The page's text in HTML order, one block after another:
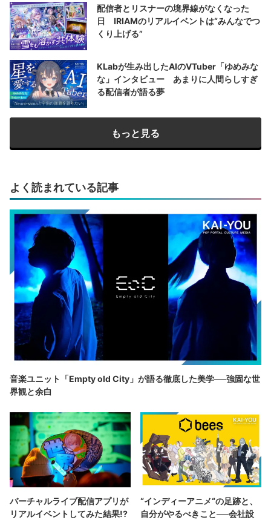
配信者とリスナーの境界線がなくなった
日 IRIAMのリアルイベントは“みんなでつ
くり上げる”
KLabが生み出したAIのVTuber「ゆめみな
な」インタビュー あまりに人間らしすぎ
る配信者が語る夢
もっと見る
よく読まれている記事
音楽ユニット「Empty old City」が語る徹底した美学──強固な世
界観と余白
バーチャルライブ配信アプリが
リアルイベントしてみた結果!?
“インディーアニメ“の足跡と、
自分がやるべきこと──会社設